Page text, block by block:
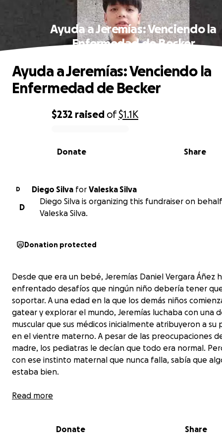
Ayuda a Jeremías: Venciendo la
Enfermedad de Becker
0% complete
$232 raised of$1.1K
Share
Donate
Ayuda a Jeremías: Venciendo la
Enfermedad de Becker
D Diego Silva for Valeska Silva
D
Diego Silva is organizing this fundraiser on
Valeska Silva.
Donation protected
Desde que era un bebé, Jeremías Daniel Vergara Áñez
enfrentado desafíos que ningún niño debería tener
soportar. A una edad en la que los demás niños
gatear y explorar el mundo, Jeremías luchaba con una
muscular que sus médicos inicialmente atribuyeron a su
en el vientre materno. A pesar de las preocupaciones
madre, los pediatras le decían que todo era normal.
con ese instinto maternal que nunca falla, sabía que
estaba bien.
Jeremías no gateó como los otros niños. Metía mucho
difícil jornada. Se caía al caminar, y su madre, incansable
Read more
Donate Share